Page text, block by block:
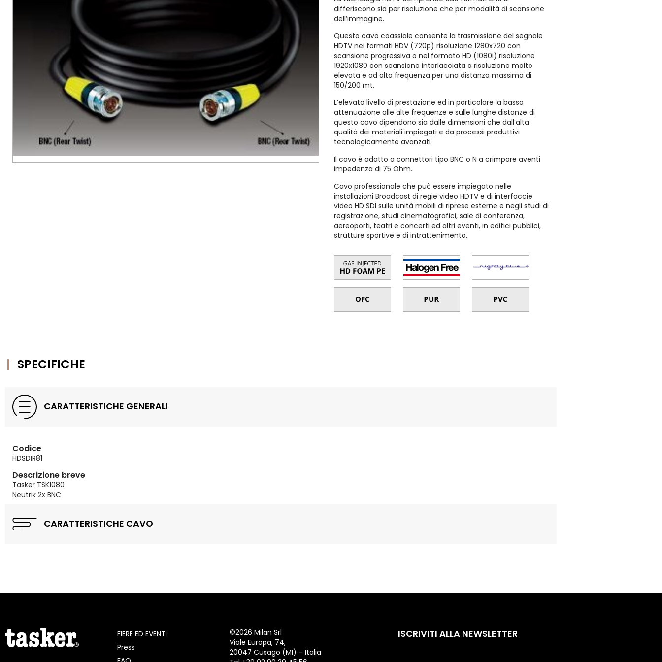
differiscono sia per risoluzione che per modalità di scansione
dell’immagine.
Questo cavo coassiale consente la trasmissione del segnale
HDTV nei formati HDV (720p) risoluzione 1280x720 con
scansione progressiva o nel formato HD (1080i) risoluzione
1920x1080 con scansione interlacciata a risoluzione molto
elevata e ad alta frequenza per una distanza massima di
150/200 mt.
L’elevato livello di prestazione ed in particolare la bassa
attenuazione alle alte frequenze e sulle lunghe distanze di
questo cavo dipendono sia dalle dimensioni che dall’alta
qualità dei materiali impiegati e da processi produttivi
tecnologicamente avanzati.
Il cavo è adatto a connettori tipo BNC o N a crimpare aventi
impedenza di 75 Ohm.
Cavo professionale che può essere impiegato nelle
installazioni Broadcast di regie video HDTV e di interfaccie
video HD SDI sulle unità mobili di riprese esterne e negli studi di
registrazione, studi cinematografici, sale di conferenza,
aereoporti, teatri e concerti ed altri eventi, in edifici pubblici,
strutture sportive e di intrattenimento.
SPECIFICHE
CARATTERISTICHE GENERALI
Codice
HDSDIR81
Descrizione breve
Tasker TSK1080
Neutrik 2x BNC
CARATTERISTICHE CAVO
FIERE ED EVENTI
Press
©2026 Milan Srl
Viale Europa, 74,
20047 Cusago (MI) – Italia
ISCRIVITI ALLA NEWSLETTER